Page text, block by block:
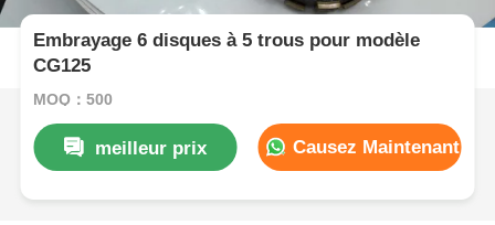
Embrayage 6 disques à 5 trous pour modèle
CG125
MOQ：500
meilleur prix Causez Maintenant